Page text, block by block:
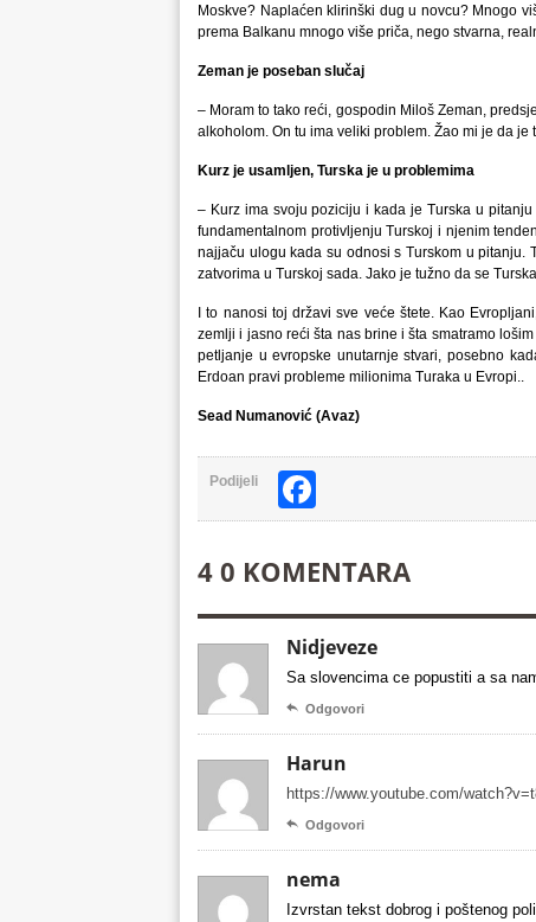
Moskve? Naplaćen klirinški dug u novcu? Mnogo
prema Balkanu mnogo više priča, nego stvarna,
Zeman je poseban slučaj
– Moram to tako reći, gospodin Miloš Zeman,
alkoholom. On tu ima veliki problem. Žao mi je da
Kurz je usamljen, Turska je u problemima
– Kurz ima svoju poziciju i kada je Turska u
fundamentalnom protivljenju Turskoj i njenim
najjaču ulogu kada su odnosi s Turskom u pitanju.
zatvorima u Turskoj sada. Jako je tužno da se
I to nanosi toj državi sve veće štete. Kao
zemlji i jasno reći šta nas brine i šta smatramo
petljanje u evropske unutarnje stvari, posebno
Erdoan pravi probleme milionima Turaka u Evropi..
Sead Numanović (Avaz)
Podijeli
4 0 KOMENTARA
Nidjeveze
Sa slovencima ce popustiti a sa
 Odgovori
Harun
https://www.youtube.com/
 Odgovori
nema
Izvrstan tekst dobrog i poštenog